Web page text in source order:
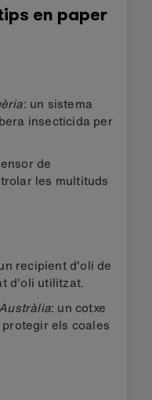
en paper
: un sistema
insecticida per
de
les multituds
recipient d'oli de
d'oli utilitzat.
: un cotxe
els coales